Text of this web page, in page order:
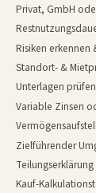
Privat, GmbH
Risiken erkennen
Standort- &
Unterlagen
Variable Zinsen
Zielführender
Kauf-